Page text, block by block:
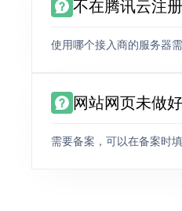
不在腾讯云注
使用哪个接入商的服务器
网站网页未做
需要备案，可以在备案时